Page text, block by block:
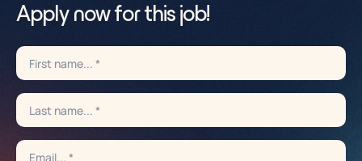
Apply now for this job!